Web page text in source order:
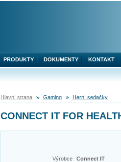
Hlavní strana Gaming Herní sedačky
CONNECT IT FOR
Výrobce
Connect IT
PRODUKTY DOKUMENTY KONTAKT